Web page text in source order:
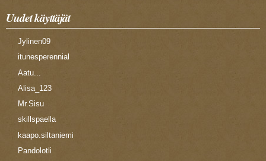
Uudet käyttäjät
Jylinen09
itunesperennial
Aatu...
Alisa_123
Mr.Sisu
skillspaella
kaapo.siltaniemi
Pandolotli